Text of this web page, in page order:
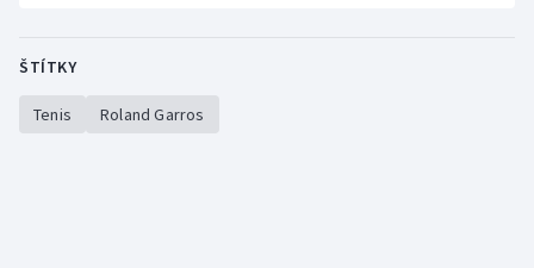
Ragby
Rychlobruslení
ŠTÍTKY
Tenis Roland Garros